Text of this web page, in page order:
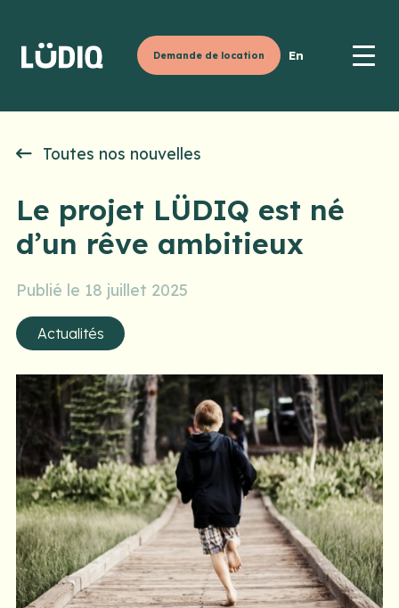
Demande de location En
Toutes nos nouvelles
Le projet LÜDIQ est né
d’un rêve ambitieux
Publié le 18 juillet 2025
Actualités